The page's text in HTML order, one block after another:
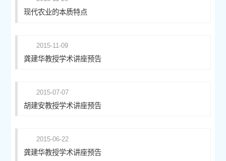
现代农业的本质特点
2015-11-09
龚建华教授学术讲座预告
2015-07-07
胡建安教授学术讲座预告
2015-06-22
龚建华教授学术讲座预告